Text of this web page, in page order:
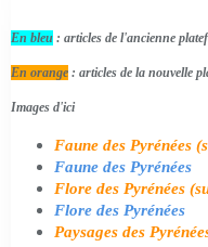
En bleu : articles de l'ancienne
En orange : articles de la nouvelle
Images d'ici
Faune des Pyrénées
Faune des Pyrénées
Flore des Pyrénées
Flore des Pyrénées
Paysages des